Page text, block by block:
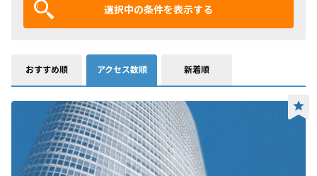
選択中の条件を表示する
おすすめ順 アクセス数順 新着順